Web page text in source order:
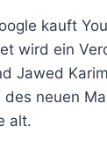
kauft
wird ein
Jawed
neuen
alt.